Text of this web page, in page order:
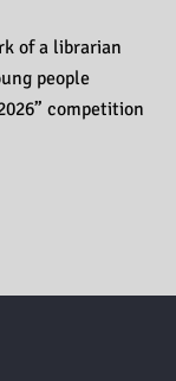
of a librarian
people
competition